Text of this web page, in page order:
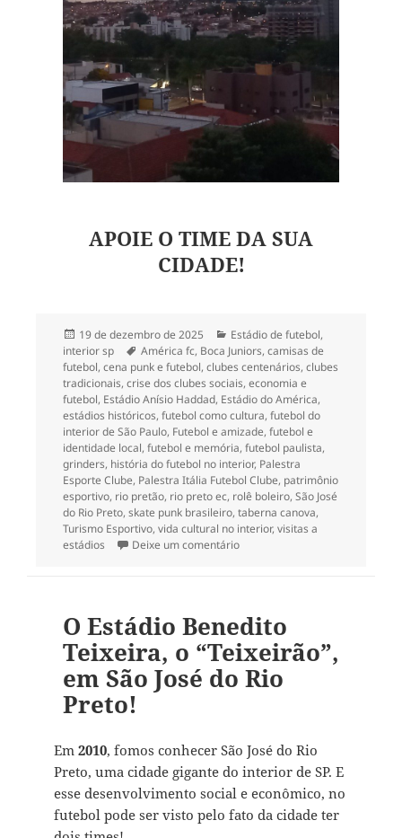
APOIE O TIME DA SUA
CIDADE!
Publicado
em
19 de dezembro de 2025 Categorias
Estádio de futebol,
interior sp
Tags
América fc, Boca Juniors, camisas de
futebol, cena punk e futebol, clubes centenários, clubes
tradicionais, crise dos clubes sociais, economia e
futebol, Estádio Anísio Haddad, Estádio do América,
estádios históricos, futebol como cultura, futebol do
interior de São Paulo, Futebol e amizade, futebol e
identidade local, futebol e memória, futebol paulista,
grinders, história do futebol no interior, Palestra
Esporte Clube, Palestra Itália Futebol Clube, patrimônio
esportivo, rio pretão, rio preto ec, rolê boleiro, São José
do Rio Preto, skate punk brasileiro, taberna canova,
Turismo Esportivo, vida cultural no interior, visitas a
estádios
Deixe um comentárioem O Palestra EC e o Rio Preto
O Estádio Benedito
Teixeira, o “Teixeirão”,
em São José do Rio
Preto!
Em 2010, fomos conhecer São José do Rio
Preto, uma cidade gigante do interior de SP. E
esse desenvolvimento social e econômico, no
futebol pode ser visto pelo fato da cidade ter